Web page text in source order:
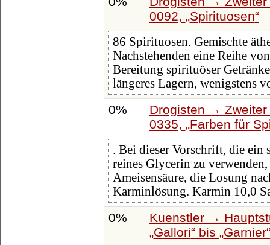
0092,
Spirituosen
86 Spirituosen. Gemischte
Nachstehenden eine Reihe
Bereitung spirituöser
längeres Lagern, wenigstens
0%
Drogisten →
0335,
Farben für
. Bei dieser Vorschrift, die ein
reines Glycerin zu
Ameisensäure, die Losung
Karminlösung. Karmin 10,0
0%
Kuenstler →
Gallori bis Garnier